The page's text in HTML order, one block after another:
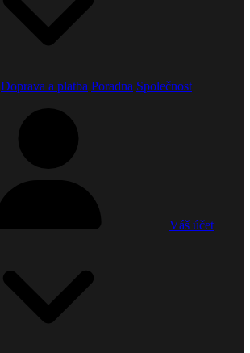
Doprava a platba Poradna Společnost
Váš účet